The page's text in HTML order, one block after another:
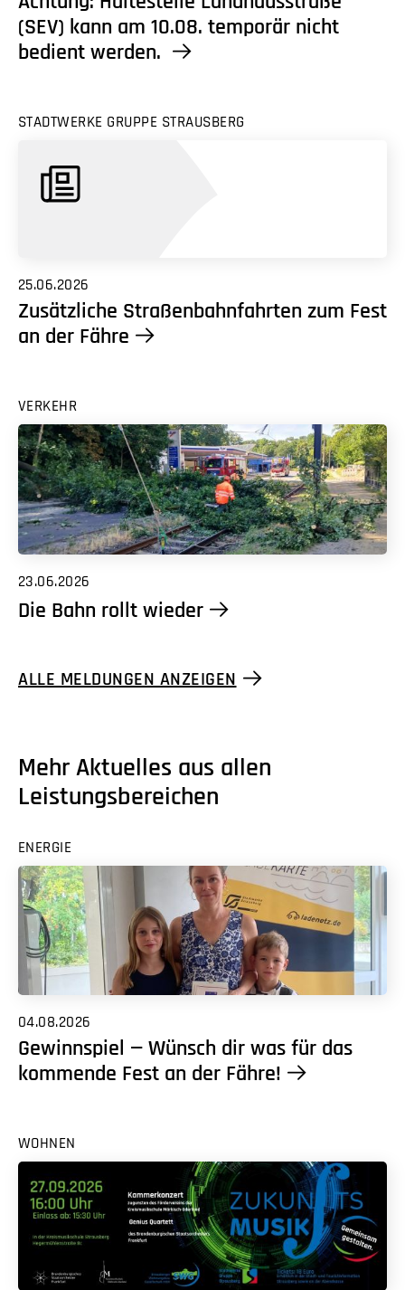
(SEV) kann am 10.08. temporär nicht
bedient werden.
STADTWERKE GRUPPE STRAUSBERG
25.06.2026
Zusätzliche Straßenbahnfahrten zum Fest
an der Fähre
VERKEHR
23.06.2026
Die Bahn rollt wieder
ALLE MELDUNGEN ANZEIGEN
Mehr Aktuelles aus allen
Leistungsbereichen
ENERGIE
04.08.2026
Gewinnspiel — Wünsch dir was für das
kommende Fest an der Fähre!
WOHNEN